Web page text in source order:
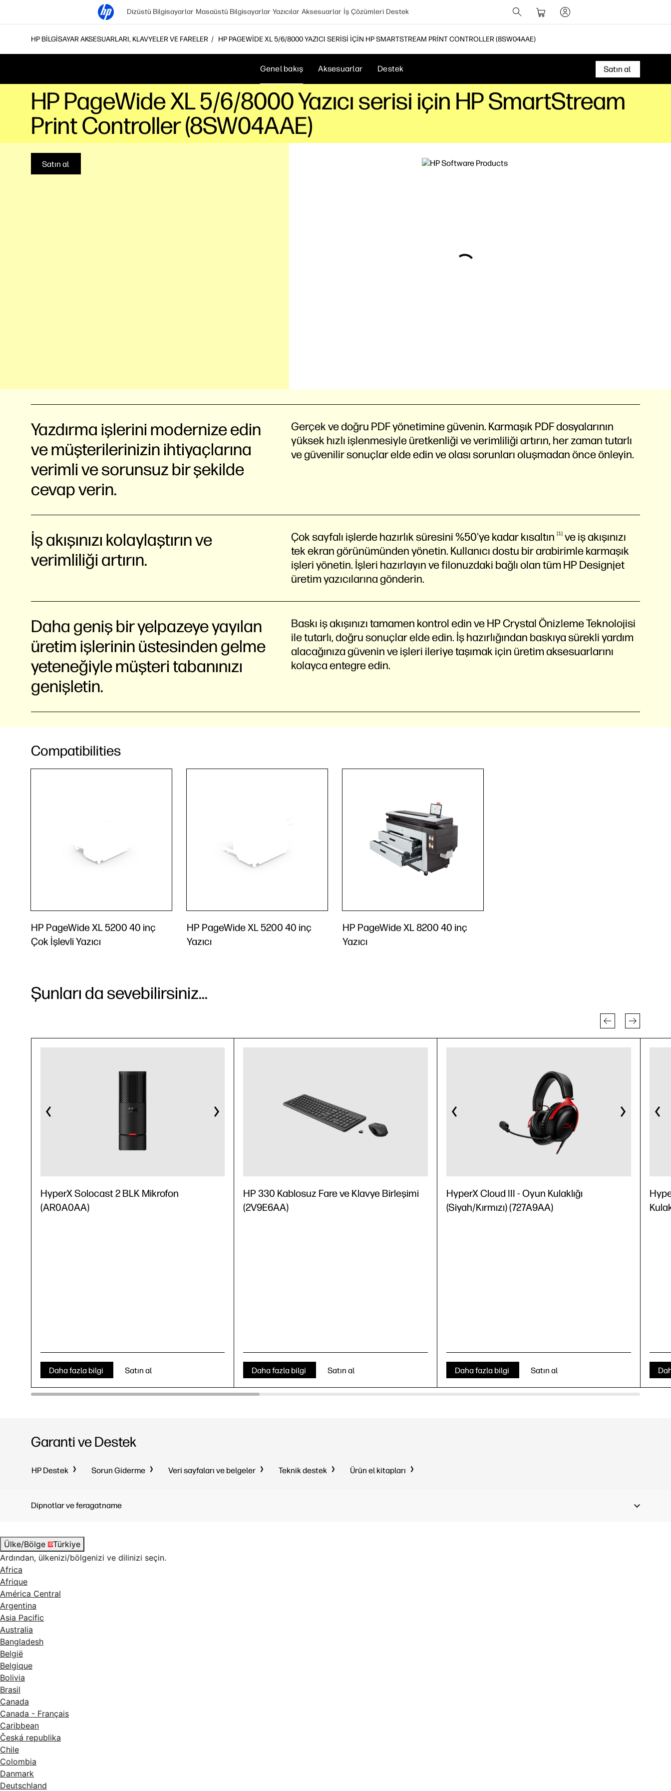
Dizüstü Bilgisayarlar Masaüstü Bilgisayarlar Yazıcılar Aksesuarlar İş Çözümleri Destek
HP BILGISAYAR AKSESUARLARI, KLAVYELER VE FARELER HP PAGEWIDE XL 5/6/8000 YAZICI SERISI IÇIN HP SMARTSTREAM PRINT CONTROLLER (8SW04AAE)
Genel bakış Aksesuarlar Destek Satın al
HP PageWide XL 5/6/8000 Yazıcı serisi için HP SmartStream
Print Controller (8SW04AAE)
Satın al
Yazdırma işlerini modernize edin
ve müşterilerinizin ihtiyaçlarına
verimli ve sorunsuz bir şekilde
cevap verin.
Gerçek ve doğru PDF yönetimine güvenin. Karmaşık PDF dosyalarının
yüksek hızlı işlenmesiyle üretkenliği ve verimliliği artırın, her zaman tutarlı
ve güvenilir sonuçlar elde edin ve olası sorunları oluşmadan önce önleyin.
İş akışınızı kolaylaştırın ve
verimliliği artırın.
Çok sayfalı işlerde hazırlık süresini %50'ye kadarkısaltın 1 ve iş akışınızı
tek ekran görünümünden yönetin. Kullanıcı dostu bir arabirimle karmaşık
işleri yönetin. İşleri hazırlayın ve filonuzdaki bağlı olan tüm HP Designjet
üretim yazıcılarına gönderin.
Daha geniş bir yelpazeye yayılan
üretim işlerinin üstesinden gelme
yeteneğiyle müşteri tabanınızı
genişletin.
Baskı iş akışınızı tamamen kontrol edin ve HP Crystal Önizleme Teknolojisi
ile tutarlı, doğru sonuçlar elde edin. İş hazırlığından baskıya sürekli yardım
alacağınıza güvenin ve işleri ileriye taşımak için üretim aksesuarlarını
kolayca entegre edin.
Compatibilities
HP PageWide XL 5200 40 inç
Çok İşlevli Yazıcı
HP PageWide XL 5200 40 inç
Yazıcı
HP PageWide XL 8200 40 inç
Yazıcı
Şunları da sevebilirsiniz...
HyperX Solocast 2 BLK Mikrofon
(AR0A0AA)
Daha fazla bilgi Satın al
HP 330 Kablosuz Fare ve Klavye Birleşimi
(2V9E6AA)
Daha fazla bilgi Satın al
HyperX Cloud III - Oyun Kulaklığı
(Siyah/Kırmızı) (727A9AA)
Daha fazla bilgi Satın al
Garanti ve Destek
HP Destek Sorun Giderme Veri sayfaları ve belgeler Teknik destek Ürün el kitapları
Dipnotlar ve feragatname
Ülke/Bölge
Türkiye
Ardından, ülkenizi/bölgenizi ve dilinizi seçin.
Africa
Afrique
América Central
Argentina
Asia Pacific
Australia
Bangladesh
België
Belgique
Bolivia
Brasil
Canada
Canada - Français
Caribbean
Česká republika
Chile
Colombia
Danmark
Deutschland